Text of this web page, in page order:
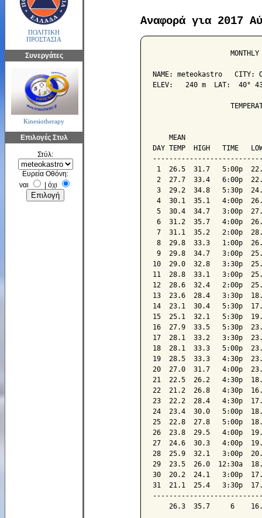
ΠΟΛΙΤΙΚΗ
ΠΡΟΣΤΑΣΙΑ
Συνεργάτες
Kinesiotherapy
Επιλογές Στυλ
Στύλ:
Ευρεία Οθόνη:
ναι
όχι
Αναφορά για 2017
NAME: meteokastro   CITY:
ELEV:   240 m  LAT:  40°
MEAN
DAY TEMP  HIGH   TIME
1  26.5  31.7   5:00p
2  27.7  33.4   6:00p
3  29.2  34.8   5:30p
4  30.1  35.1   4:00p
5  30.4  34.7   3:00p
6  31.2  35.7   4:00p
7  31.1  35.2   2:00p
8  29.8  33.3   1:00p
9  29.8  34.7   3:00p
10  29.0  32.8   3:30p
11  28.8  33.1   3:00p
12  28.6  32.4   2:00p
13  23.6  28.4   3:30p
14  23.1  30.4   5:30p
15  25.1  32.1   5:30p
16  27.9  33.5   5:30p
17  28.1  33.2   3:30p
18  28.1  33.3   5:00p
19  28.5  33.3   4:30p
20  27.0  31.7   4:00p
21  22.5  26.2   4:30p
22  21.2  26.8   4:30p
23  22.2  28.4   4:30p
24  23.4  30.0   5:00p
25  22.8  27.8   5:00p
26  23.8  29.5   4:00p
27  24.6  30.3   4:00p
28  25.9  32.1   3:00p
29  23.5  26.0  12:30a
30  20.2  24.1   3:00p
31  21.1  25.4   3:30p
26.3  35.7     6